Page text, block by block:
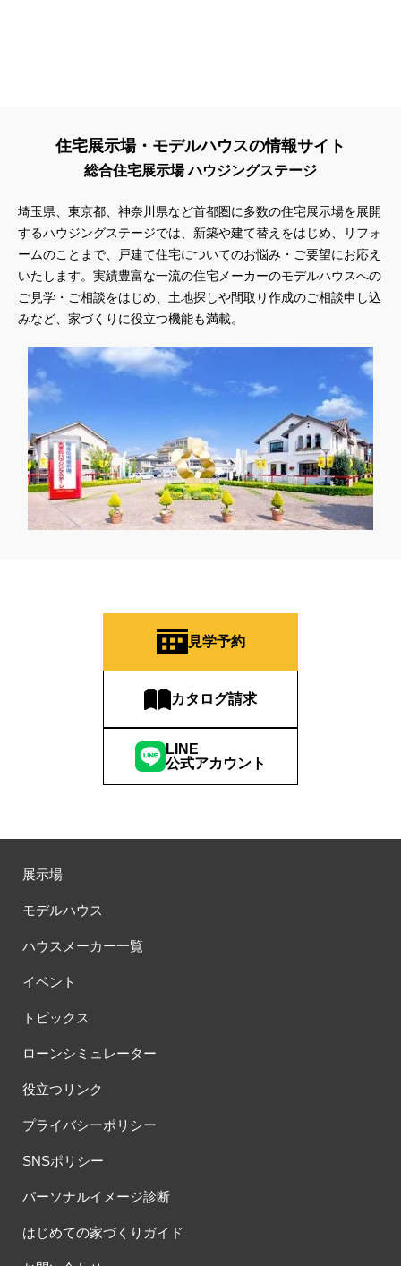
住宅展示場・モデルハウスの情報サイト
総合住宅展示場 ハウジングステージ
埼玉県、東京都、神奈川県など首都圏に多数の住宅展示場を展開
するハウジングステージでは、新築や建て替えをはじめ、リフォ
ームのことまで、戸建て住宅についてのお悩み・ご要望にお応え
いたします。実績豊富な一流の住宅メーカーのモデルハウスへの
ご見学・ご相談をはじめ、土地探しや間取り作成のご相談申し込
みなど、家づくりに役立つ機能も満載。
見学予約
カタログ請求
LINE
公式アカウント
展示場
モデルハウス
ハウスメーカー一覧
イベント
トピックス
ローンシミュレーター
役立つリンク
プライバシーポリシー
SNSポリシー
パーソナルイメージ診断
はじめての家づくりガイド